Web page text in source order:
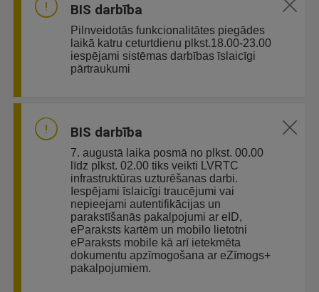
BIS darbība
Pilnveidotās funkcionalitātes piegādes
laikā katru ceturtdienu plkst.18.00-23.00
iespējami sistēmas darbības īslaicīgi
pārtraukumi
BIS darbība
7. augustā laika posmā no plkst. 00.00
līdz plkst. 02.00 tiks veikti LVRTC
infrastruktūras uzturēšanas darbi.
Iespējami īslaicīgi traucējumi vai
nepieejami autentifikācijas un
parakstīšanās pakalpojumi ar eID,
eParaksts kartēm un mobilo lietotni
eParaksts mobile kā arī ietekmēta
dokumentu apzīmogošana ar eZīmogs+
pakalpojumiem.